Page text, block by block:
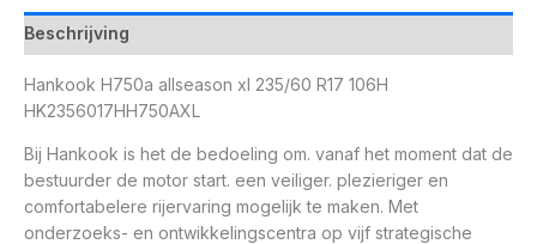
Beschrijving
Hankook H750a allseason xl 235/60 R17 106H
HK2356017HH750AXL
Bij Hankook is het de bedoeling om. vanaf het moment dat de
bestuurder de motor start. een veiliger. plezieriger en
comfortabelere rijervaring mogelijk te maken. Met
onderzoeks- en ontwikkelingscentra op vijf strategische